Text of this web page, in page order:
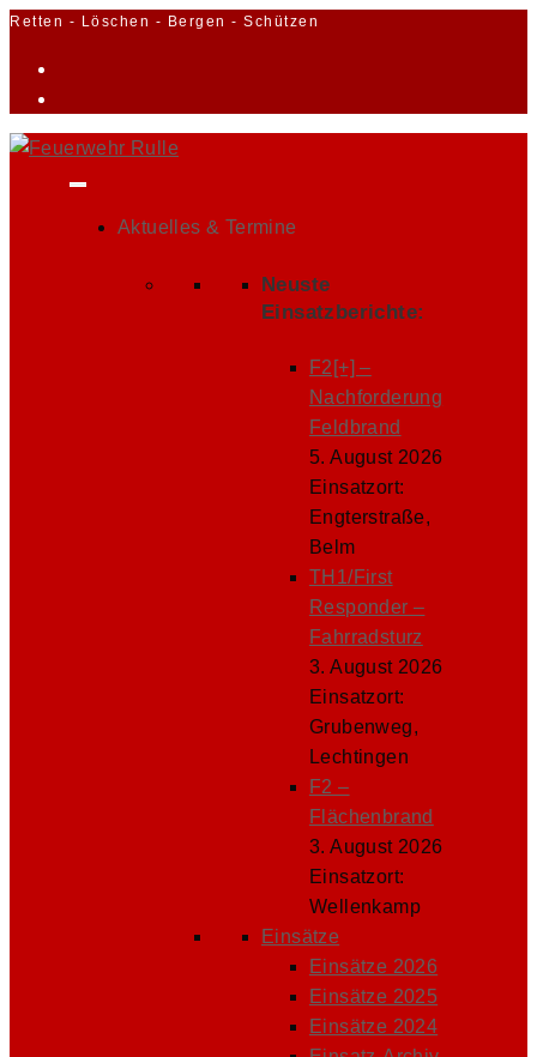
Zum
Retten - Löschen - Bergen - Schützen
Aktuelles & Termine
Neuste
Einsatzberichte:
F2[+] –
Nachforderung
Feldbrand
5. August 2026
Einsatzort:
Engterstraße,
Belm
TH1/First
Responder –
Fahrradsturz
3. August 2026
Einsatzort:
Grubenweg,
Lechtingen
F2 –
Flächenbrand
3. August 2026
Einsatzort:
Wellenkamp
Einsätze
Einsätze 2026
Einsätze 2025
Einsätze 2024